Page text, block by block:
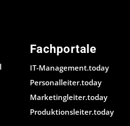
Fachportale
IT-Management.today
Personalleiter.today
Marketingleiter.today
Produktionsleiter.today